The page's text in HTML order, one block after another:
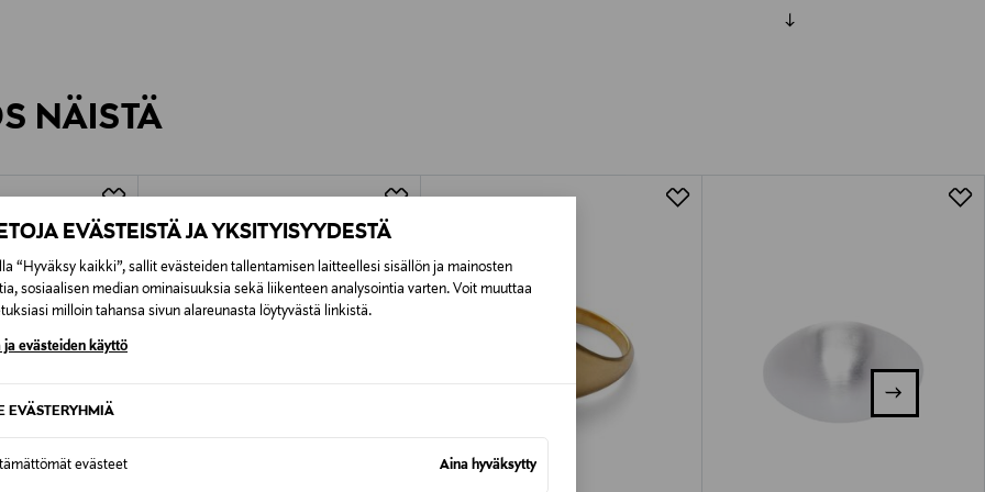
EVÄSTEISTÄ JA YKSITYISYYDESTÄ
“Hyväksy kaikki”, sallit evästeiden tallentamisen laitteellesi sisällön ja mainosten
sosiaalisen median ominaisuuksia sekä liikenteen analysointia varten. Voit muuttaa
milloin tahansa sivun alareunasta löytyvästä linkistä.
ja evästeiden käyttö
EVÄSTERYHMIÄ
evästeet Aina hyväksytty
Alk. 6,90 €, kun toimitus on saatavilla valittuun osoitteeseen.
NÄISTÄ